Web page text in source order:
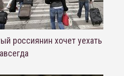
россиянин хочет уехать